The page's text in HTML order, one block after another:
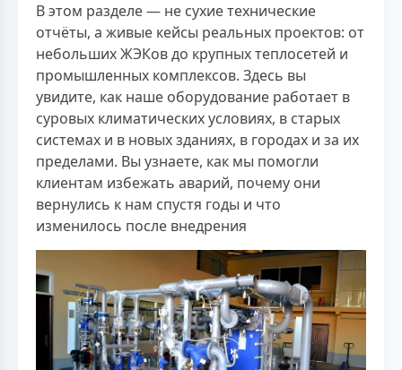
В этом разделе — не сухие технические
отчёты, а живые кейсы реальных проектов: от
небольших ЖЭКов до крупных теплосетей и
промышленных комплексов. Здесь вы
увидите, как наше оборудование работает в
суровых климатических условиях, в старых
системах и в новых зданиях, в городах и за их
пределами. Вы узнаете, как мы помогли
клиентам избежать аварий, почему они
вернулись к нам спустя годы и что
изменилось после внедрения